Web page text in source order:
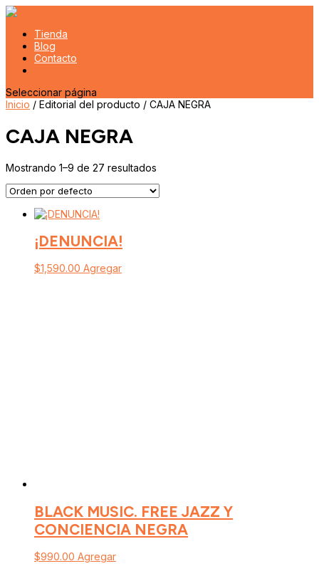
Tienda
Blog
Contacto
Seleccionar página
Inicio / Editorial del producto / CAJA NEGRA
CAJA NEGRA
Mostrando 1–9 de 27 resultados
¡DENUNCIA!
$1,590.00 Agregar
BLACK MUSIC. FREE JAZZ Y
CONCIENCIA NEGRA
$990.00 Agregar